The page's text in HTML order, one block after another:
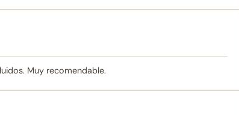
Muy recomendable.